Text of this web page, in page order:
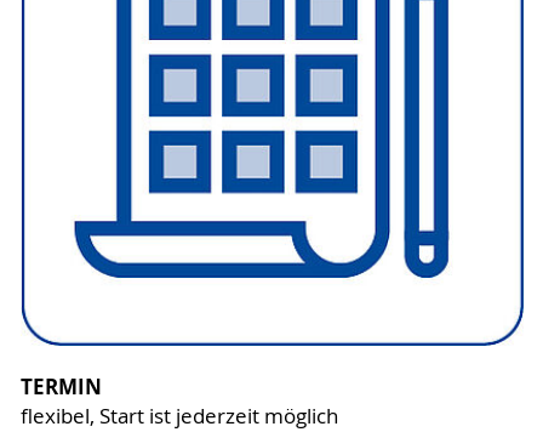
TERMIN
flexibel, Start ist jederzeit möglich